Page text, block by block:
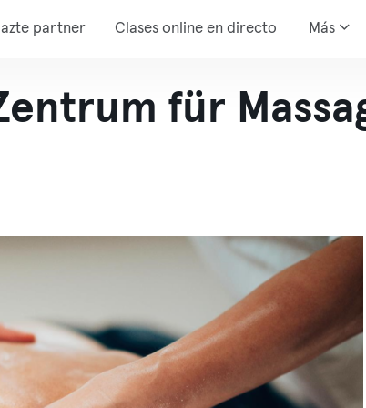
partner Clases online en directo Más
für